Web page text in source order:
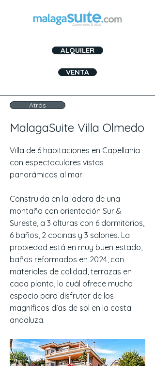
ALQUILER
VENTA
Atrás
MalagaSuite Villa Olmedo
Villa de 6 habitaciones en Capellanía
con espectaculares vistas
panorámicas al mar.
Construida en la ladera de una
montaña con orientación Sur &
Sureste, a 3 alturas con 6 dormitorios,
6 baños, 2 cocinas y 3 salones. La
propiedad está en muy buen estado,
baños reformados en 2024, con
materiales de calidad, terrazas en
cada planta, lo cuál ofrece mucho
espacio para disfrutar de los
magníficos días de sol en la costa
andaluza.